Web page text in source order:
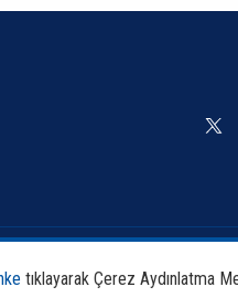
Faaliyetler
tıklayarak Çerez Aydınlatma